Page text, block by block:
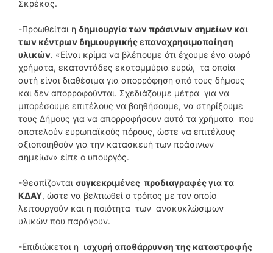
Σκρέκας.
-Προωθείται η δημιουργία των πράσινων σημείων και
των κέντρων δημιουργικής επαναχρησιμοποίηση
υλικών. «Είναι κρίμα να βλέπουμε ότι έχουμε ένα σωρό
χρήματα, εκατοντάδες εκατομμύρια ευρώ, τα οποία
αυτή είναι διαθέσιμα για απορρόφηση από τους δήμους
και δεν απορροφούνται. Σχεδιάζουμε μέτρα για να
μπορέσουμε επιτέλους να βοηθήσουμε, να στηρίξουμε
τους Δήμους για να απορροφήσουν αυτά τα χρήματα που
αποτελούν ευρωπαϊκούς πόρους, ώστε να επιτέλους
αξιοποιηθούν για την κατασκευή των πράσινων
σημείων» είπε ο υπουργός.
-Θεσπίζονται συγκεκριμένες προδιαγραφές για τα
ΚΔΑΥ, ώστε να βελτιωθεί ο τρόπος με τον οποίο
λειτουργούν και η ποιότητα των ανακυκλώσιμων
υλικών που παράγουν.
-Επιδιώκεται η ισχυρή αποθάρρυνση της καταστροφής